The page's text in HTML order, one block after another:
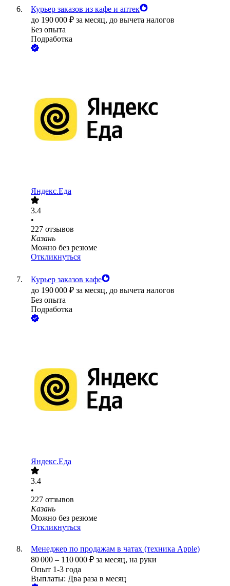
Курьер заказов из кафе и аптек
до 190 000 ₽ за месяц, до вычета налогов
Без опыта
Подработка
Яндекс.Еда
3.4
•
227 отзывов
Казань
Можно без резюме
Откликнуться
Курьер заказов кафе
до 190 000 ₽ за месяц, до вычета налогов
Без опыта
Подработка
Яндекс.Еда
3.4
•
227 отзывов
Казань
Можно без резюме
Откликнуться
Менеджер по продажам в чатах (техника Apple)
80 000 – 110 000 ₽ за месяц, на руки
Опыт 1-3 года
Выплаты: Два раза в месяц